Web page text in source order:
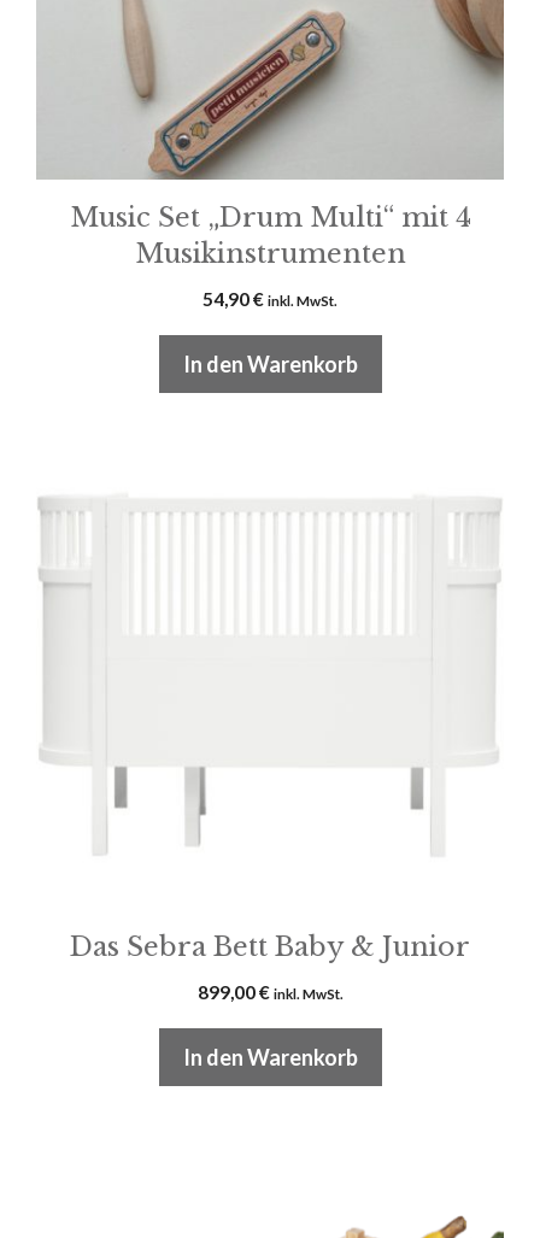
Music Set „Drum Multi“ mit 4
Musikinstrumenten
54,90€ inkl. MwSt.
In den Warenkorb
Das Sebra Bett Baby & Junior
899,00€ inkl. MwSt.
In den Warenkorb